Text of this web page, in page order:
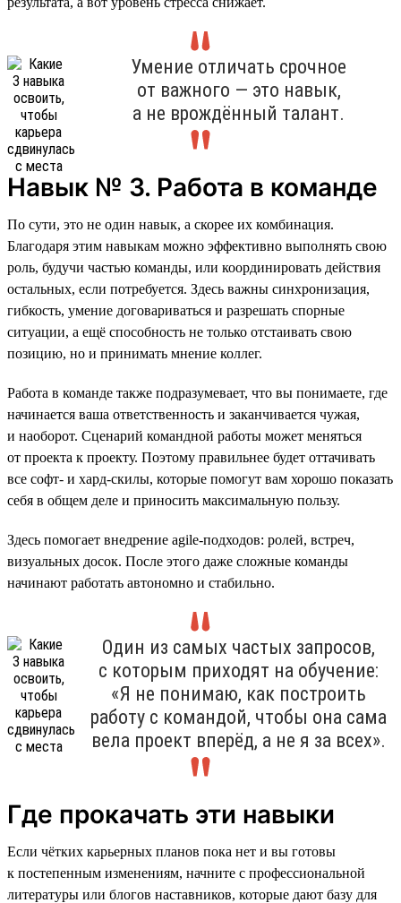
Умение отличать срочное
от важного — это навык,
а не врождённый талант.
Навык № 3. Работа в команде
По сути, это не один навык, а скорее их комбинация.
Благодаря этим навыкам можно эффективно выполнять свою
роль, будучи частью команды, или координировать действия
остальных, если потребуется. Здесь важны синхронизация,
гибкость, умение договариваться и разрешать спорные
ситуации, а ещё способность не только отстаивать свою
позицию, но и принимать мнение коллег.
Работа в команде также подразумевает, что вы понимаете, где
начинается ваша ответственность и заканчивается чужая,
и наоборот. Сценарий командной работы может меняться
от проекта к проекту. Поэтому правильнее будет оттачивать
все софт- и хард-скилы, которые помогут вам хорошо показать
себя в общем деле и приносить максимальную пользу.
Здесь помогает внедрение agile-подходов: ролей, встреч,
визуальных досок. После этого даже сложные команды
начинают работать автономно и стабильно.
Один из самых частых запросов,
с которым приходят на обучение:
«Я не понимаю, как построить
работу с командой, чтобы она сама
вела проект вперёд, а не я за всех».
Где прокачать эти навыки
Если чётких карьерных планов пока нет и вы готовы
к постепенным изменениям, начните с профессиональной
литературы или блогов наставников, которые дают базу для